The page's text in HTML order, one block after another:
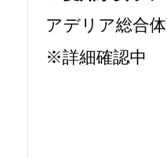
アデリア総合
※詳細確認中